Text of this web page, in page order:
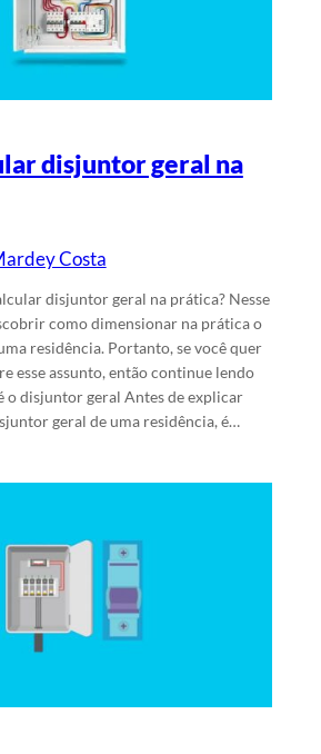
disjuntor geral na
Costa
disjuntor geral na prática? Nesse
como dimensionar na prática o
residência. Portanto, se você quer
esse assunto, então continue lendo
o disjuntor geral Antes de explicar
geral de uma residência, é…